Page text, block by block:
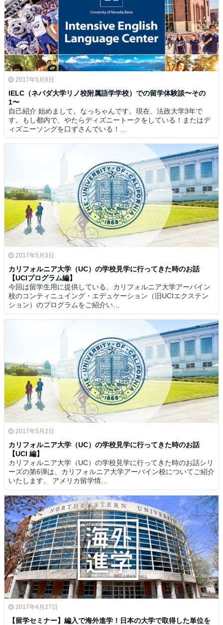
2017年5月8日
IELC（ネバダ大学リノ校附属語学学校）での留学体験談〜その
1〜
自己紹介 始めまして。なっちゃんです。現在、法政大学3年で
す。もし都内で、やたらディズニートークをしている！またはデ
ィズニーソングを口ずさんでいる！…
2017年5月3日
カリフォルニア大学（UC）の学校見学に行ってきた時のお話
【UCIプログラム編】
今回は留学生用に提供している、カリフォルニア大学アーバイン
校のコンティニュイング・エデュケーション（旧UCIエクステン
ション）のプログラムをご紹介い…
2017年5月2日
カリフォルニア大学（UC）の学校見学に行ってきた時のお話
【UCI 編】
カリフォルニア大学（UC）の学校見学に行ってきた時のお話シリ
ーズの第6弾は、カリフォルニア大学アーバイン校についてご紹介
いたします。 アメリカ留学情…
2017年4月27日
【留学セミナー】編入で海外進学！日本の大学で取得した単位を